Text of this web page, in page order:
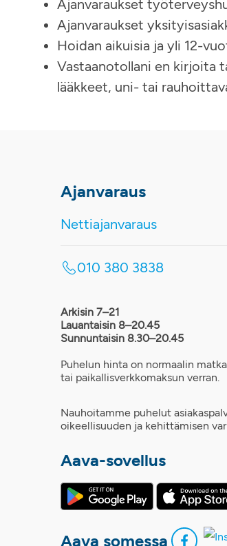
Ajanvaraukset
Ajanvaraukset
Hoidan aikuisia ja yli 12-
Vastaanotollani en kirjoita
lääkkeet, uni- tai
Ajanvaraus
Nettiajanvaraus
010 380 3838
Arkisin 7–21
Lauantaisin 8–20.45
Sunnuntaisin 8.30–20.45
Puhelun hinta on normaalin
tai paikallisverkkomaksun verran.
Nauhoitamme puhelut
oikeellisuuden ja kehittämisen
Aava-sovellus
Aava somessa